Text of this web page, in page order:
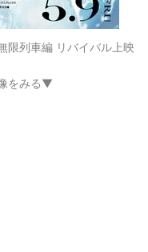
限列車編 リバイバル上映
をみる▼